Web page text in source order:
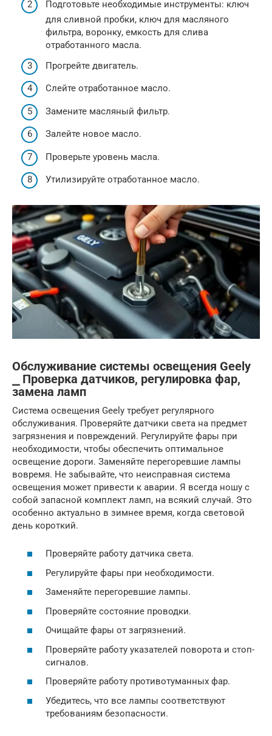
Подготовьте необходимые инструменты: ключ
для сливной пробки, ключ для масляного
фильтра, воронку, емкость для слива
отработанного масла.
Прогрейте двигатель.
Слейте отработанное масло.
Замените масляный фильтр.
Залейте новое масло.
Проверьте уровень масла.
Утилизируйте отработанное масло.
Обслуживание системы освещения Geely
⎯ Проверка датчиков, регулировка фар,
замена ламп
Система освещения Geely требует регулярного
обслуживания. Проверяйте датчики света на предмет
загрязнения и повреждений. Регулируйте фары при
необходимости, чтобы обеспечить оптимальное
освещение дороги. Заменяйте перегоревшие лампы
вовремя. Не забывайте, что неисправная система
освещения может привести к аварии. Я всегда ношу с
собой запасной комплект ламп, на всякий случай. Это
особенно актуально в зимнее время, когда световой
день короткий.
Проверяйте работу датчика света.
Регулируйте фары при необходимости.
Заменяйте перегоревшие лампы.
Проверяйте состояние проводки.
Очищайте фары от загрязнений.
Проверяйте работу указателей поворота и стоп-
сигналов.
Проверяйте работу противотуманных фар.
Убедитесь, что все лампы соответствуют
требованиям безопасности.